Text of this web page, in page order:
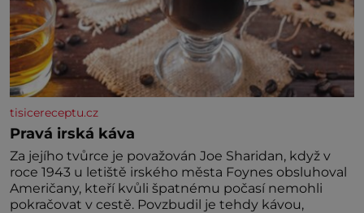
tisicereceptu.cz
Pravá irská káva
Za jejího tvůrce je považován Joe Sharidan, když v
roce 1943 u letiště irského města Foynes obsluhoval
Američany, kteří kvůli špatnému počasí nemohli
pokračovat v cestě. Povzbudil je tehdy kávou,